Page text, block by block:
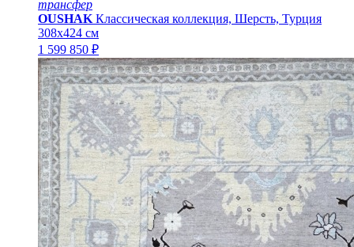
трансфер
OUSHAK Классическая коллекция, Шерсть, Турция
308x424 см
1 599 850 ₽